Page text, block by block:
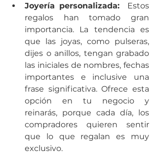
Joyería personalizada: Estos
regalos han tomado gran
importancia. La tendencia es
que las joyas, como pulseras,
dijes o anillos, tengan grabado
las iniciales de nombres, fechas
importantes e inclusive una
frase significativa. Ofrece esta
opción en tu negocio y
reinarás, porque cada día, los
compradores quieren sentir
que lo que regalan es muy
exclusivo.